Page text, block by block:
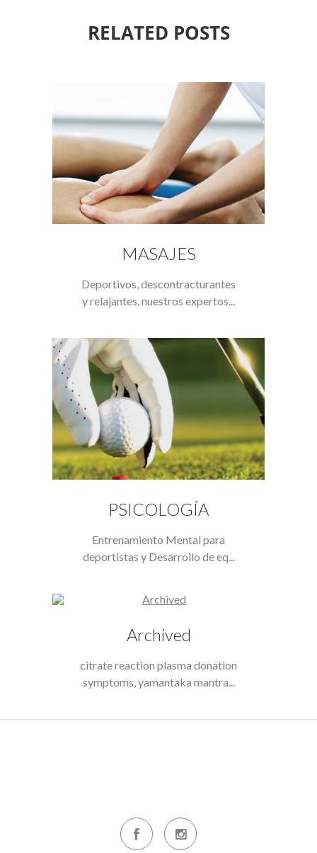
RELATED POSTS
MASAJES
Deportivos, descontracturantes
y relajantes, nuestros expertos...
PSICOLOGÍA
Entrenamiento Mental para
deportistas y Desarrollo de eq...
Archived
citrate reaction plasma donation
symptoms, yamantaka mantra...